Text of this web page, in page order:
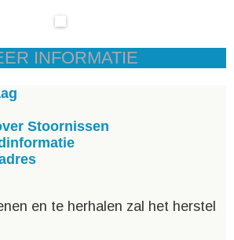
INFORMATIE
Stoornissen
en te herhalen zal het herstel